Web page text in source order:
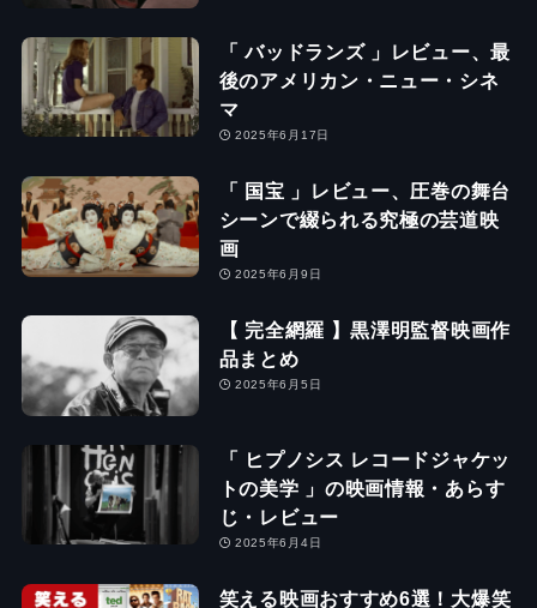
「 バッドランズ 」レビュー、最
後のアメリカン・ニュー・シネ
マ
2025年6月17日
「 国宝 」レビュー、圧巻の舞台
シーンで綴られる究極の芸道映
画
2025年6月9日
【 完全網羅 】黒澤明監督映画作
品まとめ
2025年6月5日
「 ヒプノシス レコードジャケッ
トの美学 」の映画情報・あらす
じ・レビュー
2025年6月4日
笑える映画おすすめ6選！大爆笑